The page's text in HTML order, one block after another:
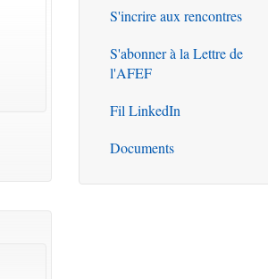
S'incrire aux rencontres
S'abonner à la Lettre de
l'AFEF
Fil LinkedIn
Documents